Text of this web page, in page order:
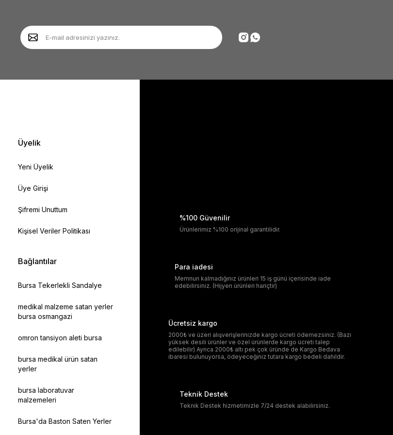
Üyelik
Yeni Üyelik
Üye Girişi
Şifremi Unuttum
Kişisel Veriler Politikası
Bağlantılar
Bursa Tekerlekli Sandalye
medikal malzeme satan yerler
bursa osmangazi
omron tansiyon aleti bursa
bursa medikal ürün satan
yerler
bursa laboratuvar
malzemeleri
Bursa'da Baston Saten Yerler
%100 Güvenilir
Ürünlerimiz %100 orijinal garantilidir.
Para iadesi
Memnun kalmadığınız ürünleri 15 iş günü içerisinde iade
edebilirsiniz. (Hijyen ürünleri hariçtir)
Ücretsiz kargo
2000₺ ve üzeri alışverişlerinizde kargo ücreti ödemezsiniz. (Bazı
yüksek desili ürünler ve özel ürünlerde kargo ücreti talep
edilebilir) Ayrıca 2000₺ altı pek çok üründe de Kargo Bedava
ibaresi bulunuyorsa, ödeyeceğiniz tutara kargo bedeli dahildir.
Teknik Destek
Teknik Destek hizmetimizle 7/24 destek alabilirsiniz.